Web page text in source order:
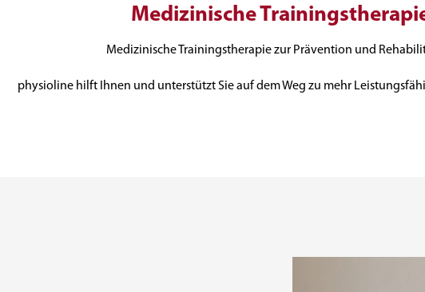
Medizinische
Medizinische Trainingstherapie zur Prävention und
physioline hilft Ihnen und unterstützt Sie auf dem Weg zu mehr